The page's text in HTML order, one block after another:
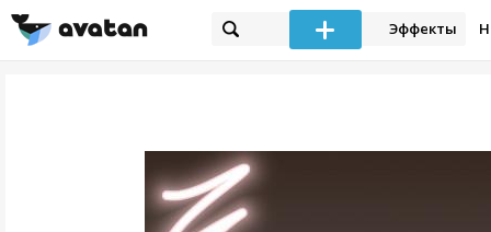
Эффекты